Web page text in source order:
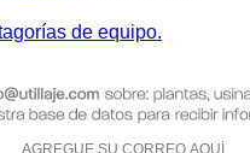
de equipo.